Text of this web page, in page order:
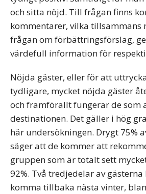
och sitta nöjd. Till frågan finns
kommentarer, vilka tillsammans
frågan om förbättringsförslag,
värdefull information för
Nöjda gäster, eller för att
tydligare, mycket nöjda gäster
och framförallt fungerar de som
destinationen. Det gäller i hög
här undersökningen. Drygt 75%
säger att de kommer att
gruppen som är totalt sett
92%. Två tredjedelar av
komma tillbaka nästa vinter,